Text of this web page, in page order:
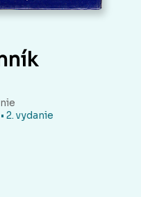
2. vydanie